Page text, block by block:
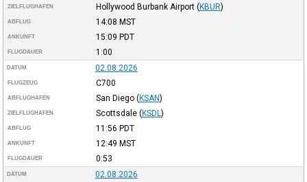
ZIELFLUGHAFEN Hollywood Burbank Airport (KBUR)
ABFLUG 14:08 MST
ANKUNFT 15:09 PDT
FLUGDAUER 1:00
DATUM 02.08.2026
FLUGZEUG C700
ABFLUGHAFEN San Diego (KSAN)
ZIELFLUGHAFEN Scottsdale (KSDL )
ABFLUG 11:56 PDT
ANKUNFT 12:49 MST
FLUGDAUER 0:53
DATUM 02.08.2026